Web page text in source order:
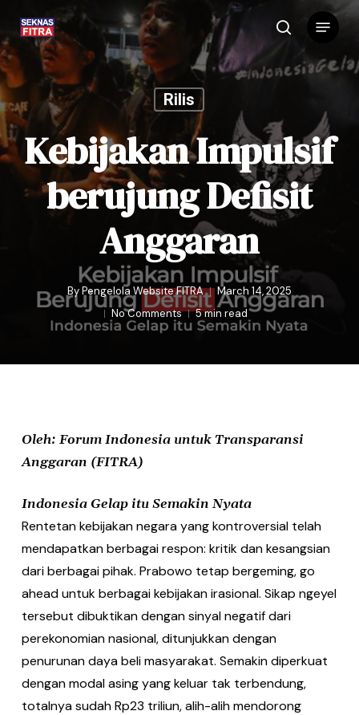
main
content
search
Menu
Rilis
Kebijakan Impulsif
berujung Defisit
Anggaran
ByPengelola Website FITRA
March 14, 2025
No Comments
5 min read
Oleh: Forum Indonesia untuk Transparansi
Anggaran (FITRA)
Indonesia Gelap itu Semakin Nyata
Rentetan kebijakan negara yang kontroversial telah
mendapatkan berbagai respon: kritik dan kesangsian
dari berbagai pihak. Prabowo tetap bergeming, go
ahead untuk berbagai kebijakan irasional. Sikap ngeyel
tersebut dibuktikan dengan sinyal negatif dari
perekonomian nasional, ditunjukkan dengan
penurunan daya beli masyarakat. Semakin diperkuat
dengan modal asing yang keluar tak terbendung,
totalnya sudah Rp23 triliun, alih-alih mendorong